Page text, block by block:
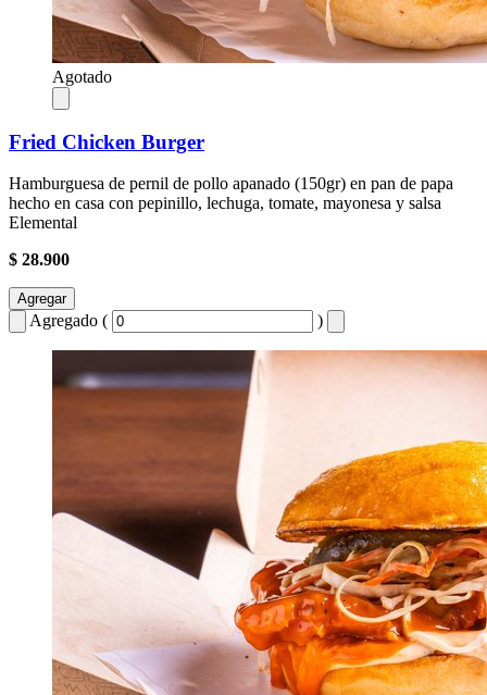
Agotado
Fried Chicken Burger
Hamburguesa de pernil de pollo apanado (150gr) en pan de papa
hecho en casa con pepinillo, lechuga, tomate, mayonesa y salsa
Elemental
$ 28.900
Agregar
Agregado ( )